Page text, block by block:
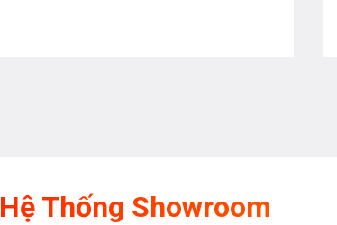
Hệ Thống Showroom